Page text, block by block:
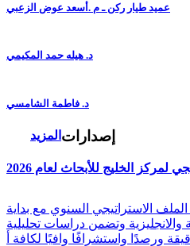
عميد طيار ركن ـ م .أسعد عوض الزعبي
د. هيله حمد المكيمي
د. فاطمة الشامسي
المزيد إصدارات
لمركز الخليج للأبحاث لعام 2026
الاستراتيجي السنوي مع بداية
والانجليزية وتضمن دراسات تحليلية
ورصدًا واستشرافًا وافيًا لكافة أ